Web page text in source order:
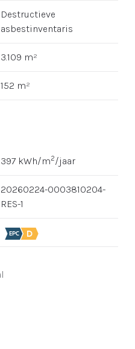
Destructieve
asbestinventaris
3.109 m²
152 m²
397 kWh/m2/jaar
20260224-0003810204-
RES-1